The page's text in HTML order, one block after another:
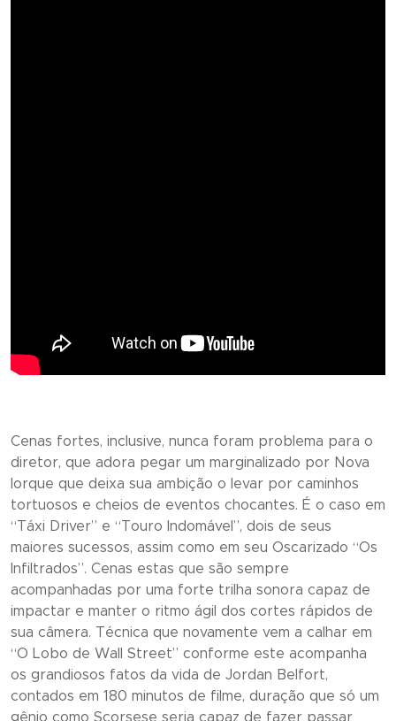
Cenas fortes, inclusive, nunca foram problema para o
diretor, que adora pegar um marginalizado por Nova
Iorque que deixa sua ambição o levar por caminhos
tortuosos e cheios de eventos chocantes. É o caso em
“ Táxi Driver” e “ Touro Indomável”, dois de seus
maiores sucessos, assim como em seu Oscarizado “Os
Infiltrados”. Cenas estas que são sempre
acompanhadas por uma forte trilha sonora capaz de
impactar e manter o ritmo ágil dos cortes rápidos de
sua câmera. Técnica que novamente vem a calhar em
“O Lobo de Wall Street” conforme este acompanha
os grandiosos fatos da vida de Jordan Belfort,
contados em 180 minutos de filme, duração que só um
gênio como Scorsese seria capaz de fazer passar